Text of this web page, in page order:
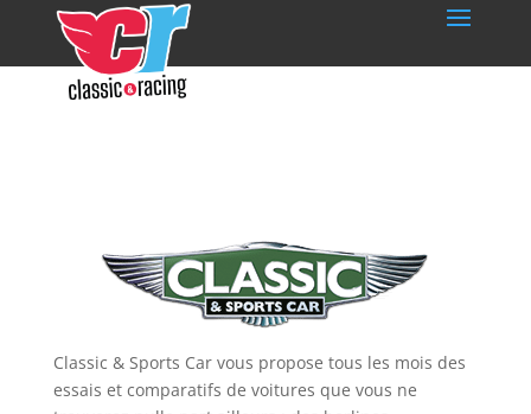
Classic & Sports Car vous propose tous les mois des
essais et comparatifs de voitures que vous ne